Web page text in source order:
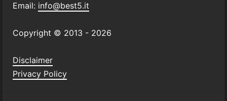
Email: info@best5.it
Copyright © 2013 - 2026
Disclaimer
Privacy Policy